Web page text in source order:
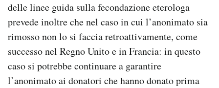
delle linee guida sulla fecondazione eterologa
prevede inoltre che nel caso in cui l’anonimato sia
rimosso non lo si faccia retroattivamente, come
successo nel Regno Unito e in Francia: in questo
caso si potrebbe continuare a garantire
l’anonimato ai donatori che hanno donato prima